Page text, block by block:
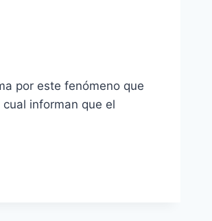
por este fenómeno que
informan que el